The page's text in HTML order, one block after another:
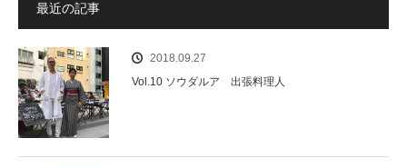
最近の記事
2018.09.27
Vol.10 ソウダルア 出張料理人